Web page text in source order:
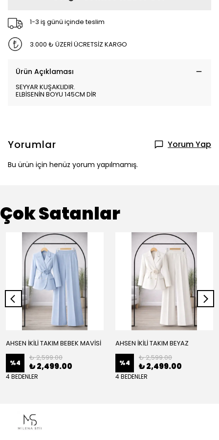
1-3 iş günü içinde teslim
3.000 ₺ ÜZERİ ÜCRETSİZ KARGO
Ürün Açıklaması
SEYYAR KUŞAKLIDIR.
ELBİSENİN BOYU 145CM DİR
Yorumlar Yorum Yap
Bu ürün için henüz yorum yapılmamış.
Çok Satanlar
AHSEN İKİLİ TAKIM BEBEK MAVİSİ
%4
₺ 2,599.00
₺ 2,499.00
4 BEDENLER
AHSEN İKİLİ TAKIM BEYAZ
%4
₺ 2,599.00
₺ 2,499.00
4 BEDENLER